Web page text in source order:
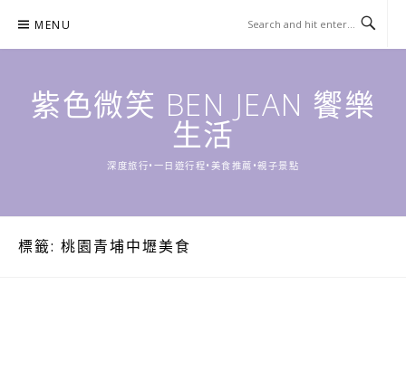
content
MENU
紫色微笑 BEN JEAN 饗樂
生活
深度旅行•一日遊行程•美食推薦•親子景點
標籤: 桃園青埔中壢美食